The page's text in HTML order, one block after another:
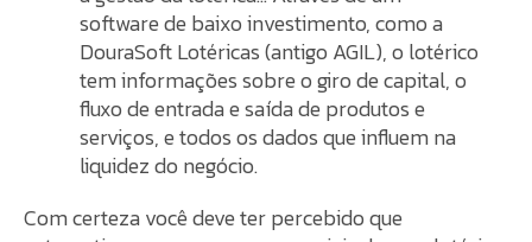
software de baixo investimento, como a
DouraSoft Lotéricas (antigo AGIL), o lotérico
tem informações sobre o giro de capital, o
fluxo de entrada e saída de produtos e
serviços, e todos os dados que influem na
liquidez do negócio.
Com certeza você deve ter percebido que